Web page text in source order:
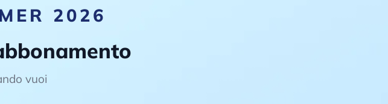
2026
vuoi